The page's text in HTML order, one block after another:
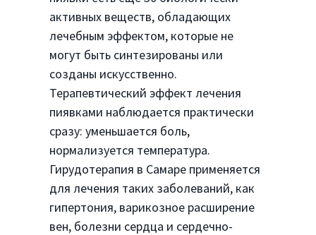
активных веществ, обладающих
лечебным эффектом, которые не
могут быть синтезированы или
созданы искусственно.
Терапевтический эффект лечения
пиявками наблюдается практически
сразу: уменьшается боль,
нормализуется температура.
Гирудотерапия в Самаре применяется
для лечения таких заболеваний, как
гипертония, варикозное расширение
вен, болезни сердца и сердечно-